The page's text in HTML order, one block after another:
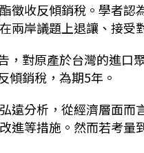
徵收反傾銷稅。學者
兩岸議題上退讓、接受
，對原產於台灣的進口
傾銷稅，為期5年。
遠分析，從經濟層面
進等措施。然而若考